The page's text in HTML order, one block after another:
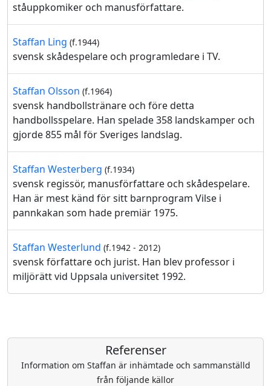
ståuppkomiker och manusförfattare.
Staffan Ling (f.1944)
svensk skådespelare och programledare i TV.
Staffan Olsson (f.1964)
svensk handbollstränare och före detta
handbollsspelare. Han spelade 358 landskamper och
gjorde 855 mål för Sveriges landslag.
Staffan Westerberg (f.1934)
svensk regissör, manusförfattare och skådespelare.
Han är mest känd för sitt barnprogram Vilse i
pannkakan som hade premiär 1975.
Staffan Westerlund (f.1942 - 2012)
svensk författare och jurist. Han blev professor i
miljörätt vid Uppsala universitet 1992.
Referenser
Information om Staffan är inhämtade och sammanställd
från följande källor